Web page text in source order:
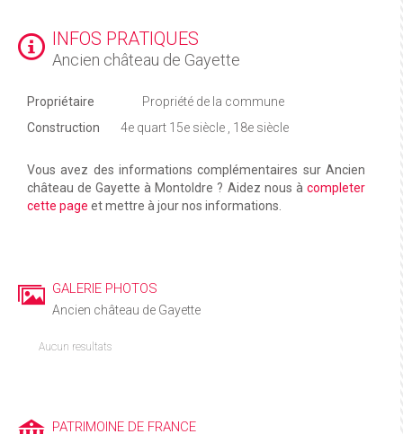
INFOS PRATIQUES
Ancien château de Gayette
Propriétaire
Propriété de la commune
Construction
4e quart 15e siècle , 18e siècle
Vous avez des informations complémentaires sur Ancien
château de Gayette à Montoldre ? Aidez nous à completer
cette page et mettre à jour nos informations.
GALERIE PHOTOS
Ancien château de Gayette
Aucun resultats
PATRIMOINE DE FRANCE